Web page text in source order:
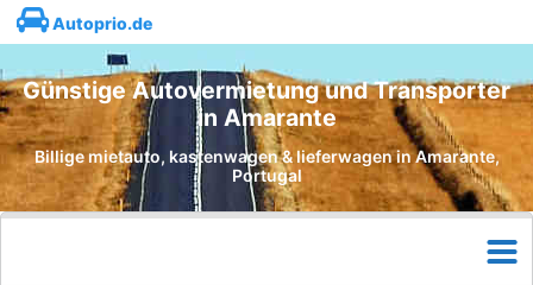
Autoprio.de
Günstige Autovermietung und Transporter
in Amarante
Billige mietauto, kastenwagen & lieferwagen in Amarante,
Portugal